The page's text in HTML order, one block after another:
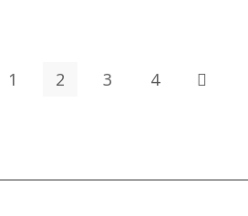
1 2 3 4